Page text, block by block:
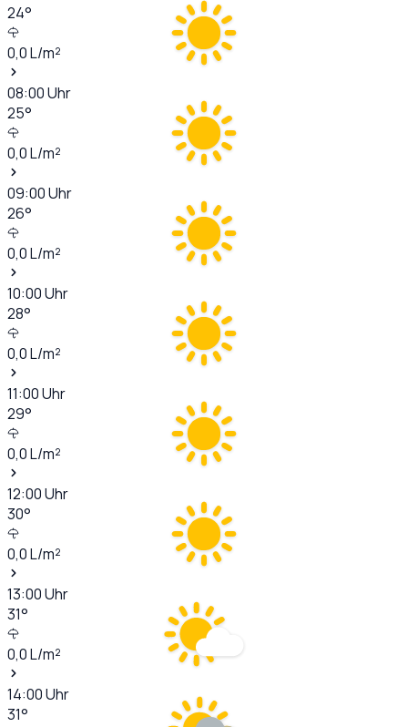
24°
0,0L/m²
08:00Uhr
25°
0,0L/m²
09:00Uhr
26°
0,0L/m²
10:00Uhr
28°
0,0L/m²
11:00Uhr
29°
0,0L/m²
12:00Uhr
30°
0,0L/m²
13:00Uhr
31°
0,0L/m²
14:00Uhr
31°